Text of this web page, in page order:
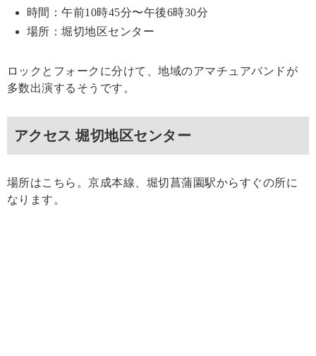
時間：午前10時45分〜午後6時30分
場所：堀切地区センター
ロックとフォークに分けて、地域のアマチュアバンドが
多数出演するそうです。
アクセス 堀切地区センター
場所はこちら。京成本線、堀切菖蒲園駅からすぐの所に
なります。